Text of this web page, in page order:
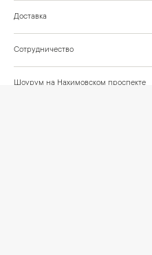
Доставка
Сотрудничество
Шоурум на Нахимовском проспекте